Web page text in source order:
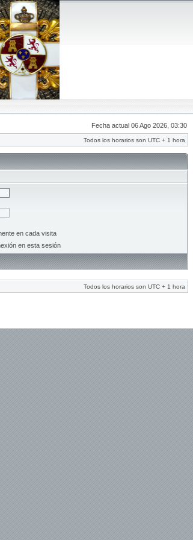
Fecha actual 06 Ago 2026, 03:30
Todos los horarios son UTC + 1 hora
en cada visita
en esta sesión
Todos los horarios son UTC + 1 hora